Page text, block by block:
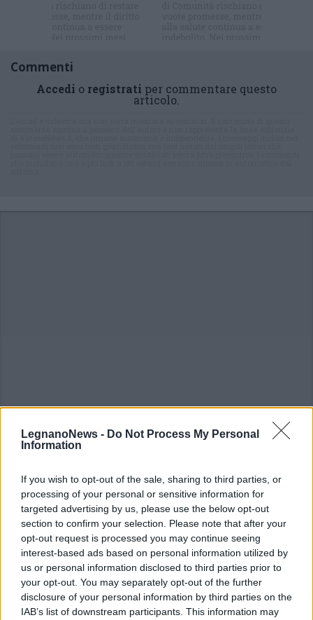
LegnanoNews - Do Not Process My Personal
Information
If you wish to opt-out of the sale, sharing to third parties, or
processing of your personal or sensitive information for
targeted advertising by us, please use the below opt-out
section to confirm your selection. Please note that after your
opt-out request is processed you may continue seeing
interest-based ads based on personal information utilized by
us or personal information disclosed to third parties prior to
your opt-out. You may separately opt-out of the further
disclosure of your personal information by third parties on the
IAB’s list of downstream participants. This information may
Commenti
Accedi o registrati per commentare questo
articolo.
ALTRE NOTIZIE DI CASTELLANZA